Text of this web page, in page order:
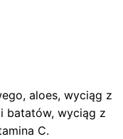
aloes, wyciąg z
batatów, wyciąg z
C.